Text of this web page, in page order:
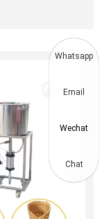
Whatsapp
Email
Wechat
Chat